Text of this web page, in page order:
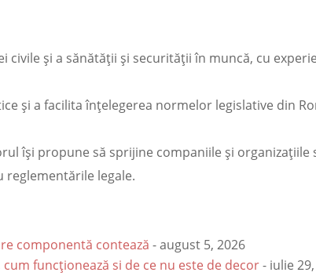
civile și a sănătății și securității în muncă, cu
și a facilita înțelegerea normelor legislative din
își propune să sprijine companiile și organizațiile
reglementările legale.
componentă contează - august 5, 2026
funcționează si de ce nu este de decor- iulie